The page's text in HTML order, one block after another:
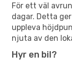
För ett väl
dagar. Detta
uppleva
njuta av den
Hyr en bil?